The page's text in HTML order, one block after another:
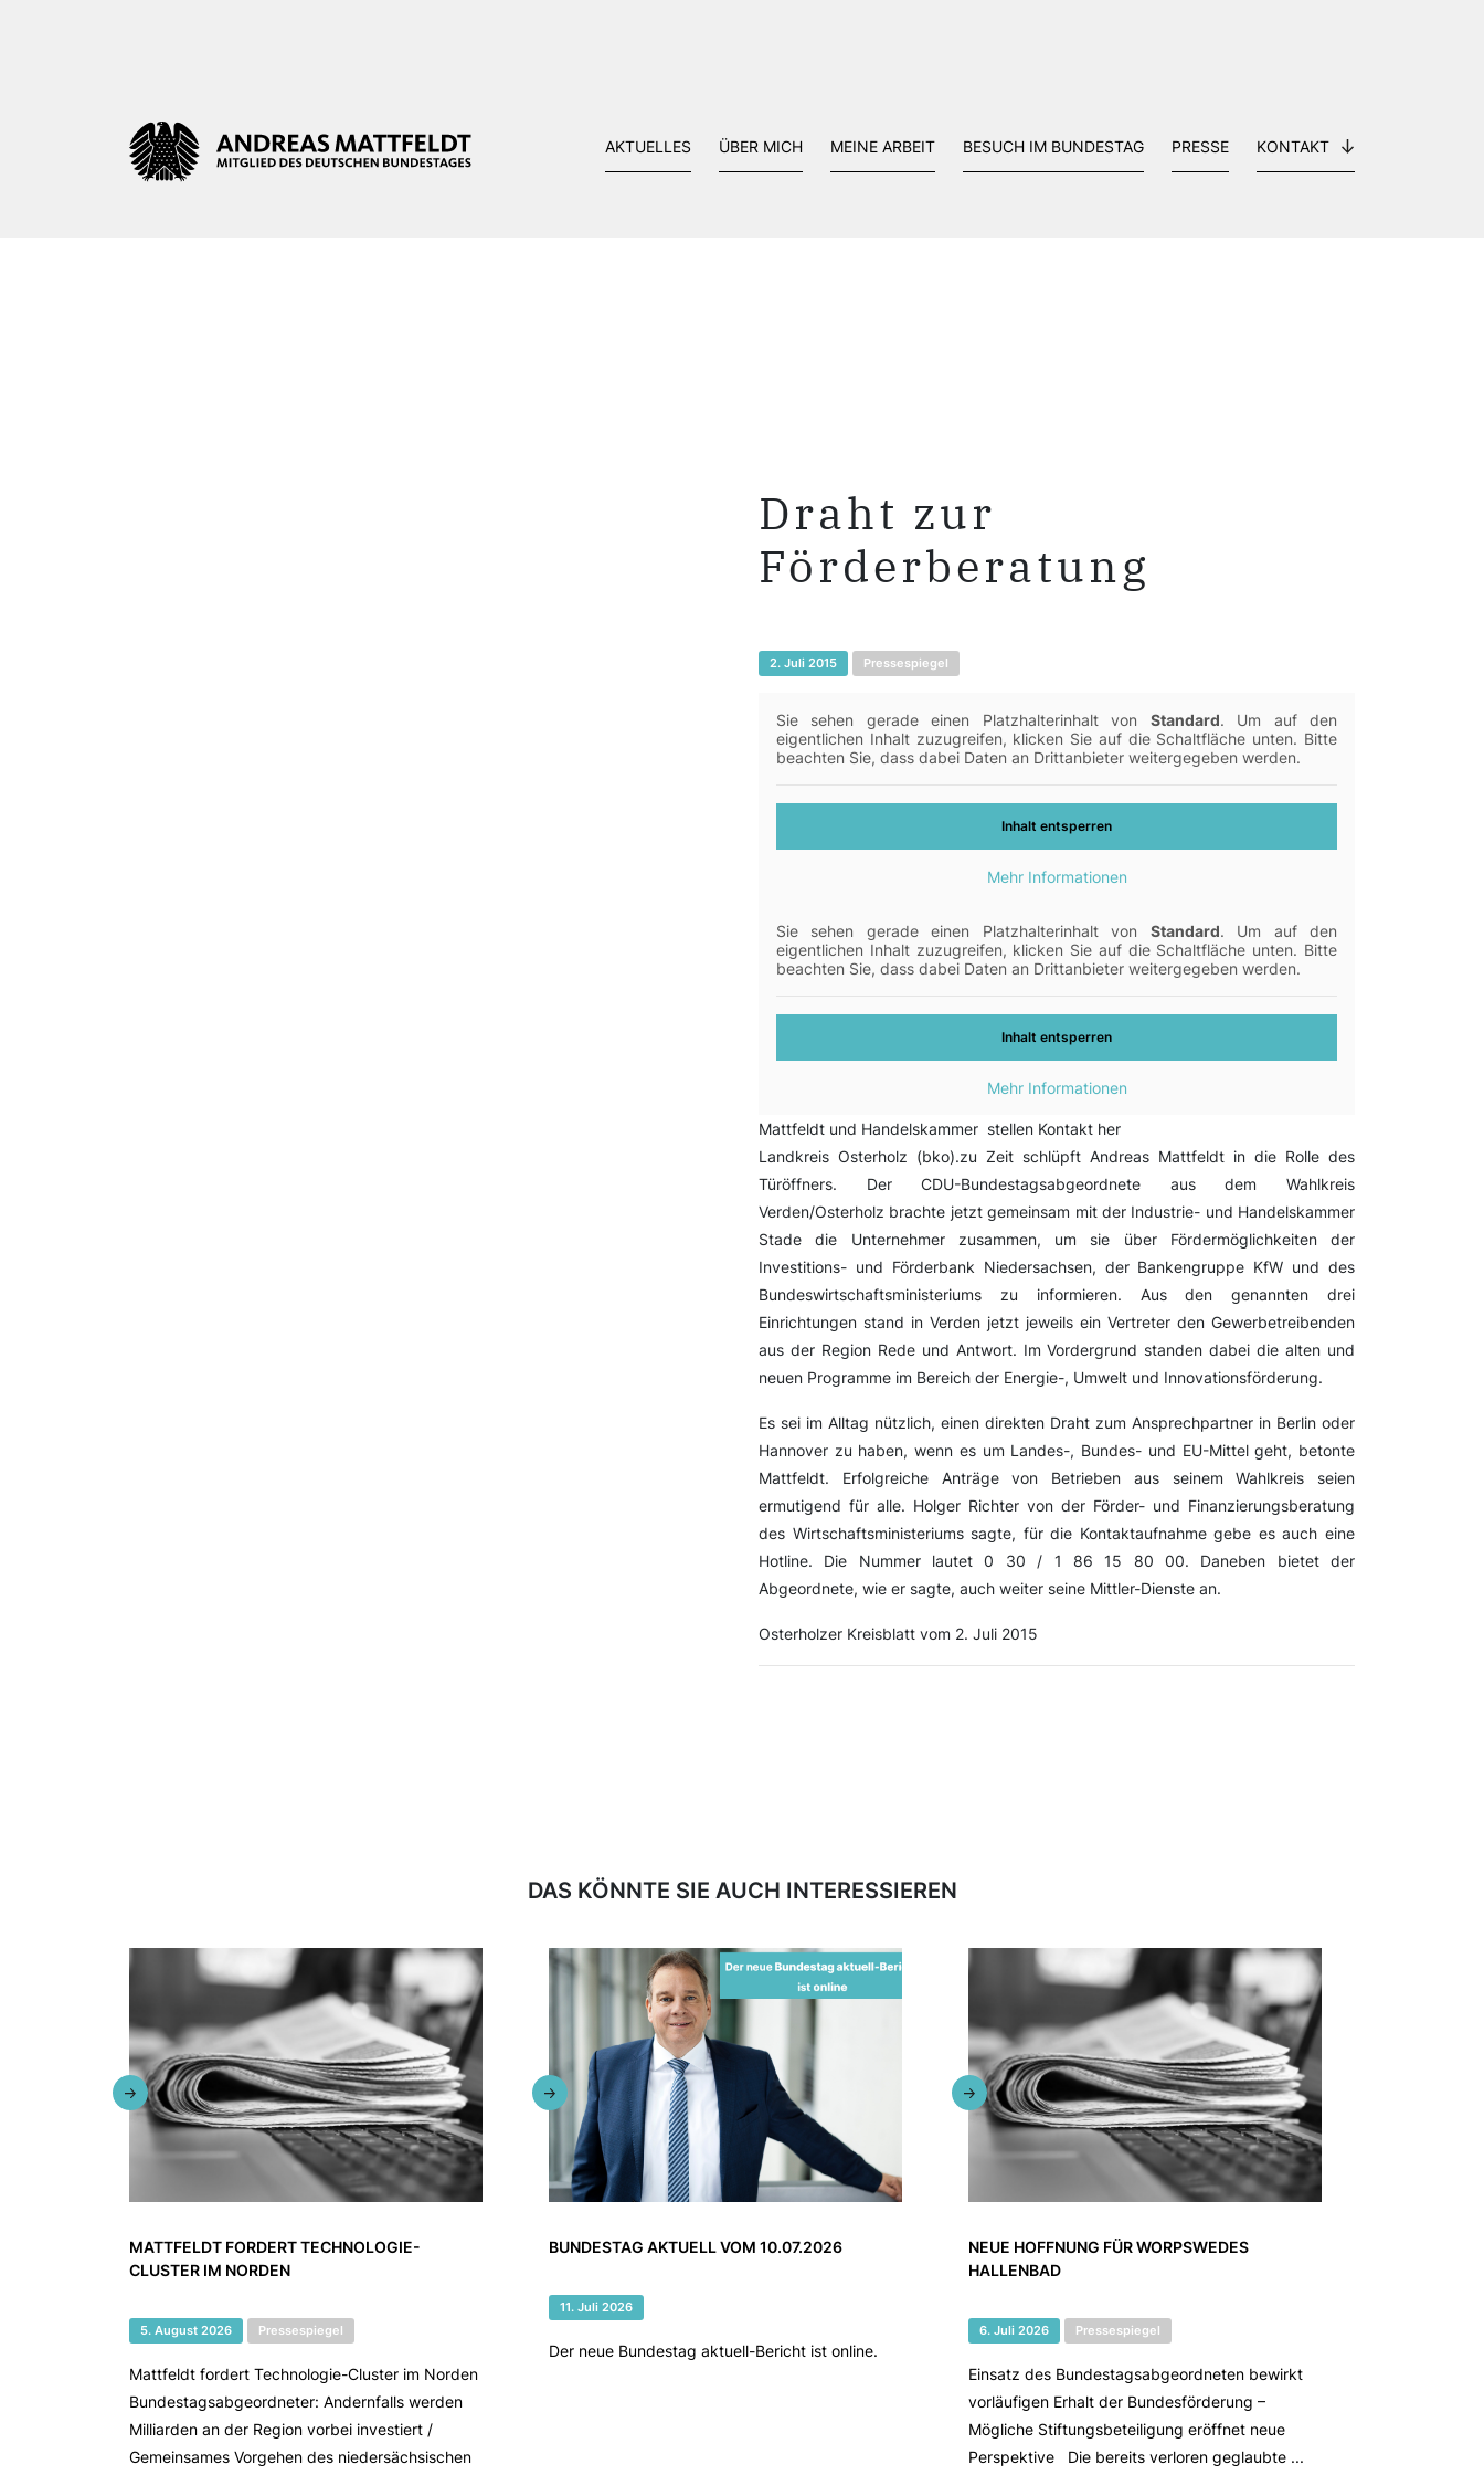
AKTUELLES ÜBER MICH MEINE ARBEIT BESUCH IM BUNDESTAG PRESSE KONTAKT
Draht zur
Förderberatung
2. Juli 2015 Pressespiegel
Sie sehen gerade einen Platzhalterinhalt von Standard. Um auf den
eigentlichen Inhalt zuzugreifen, klicken Sie auf die Schaltfläche unten. Bitte
beachten Sie, dass dabei Daten an Drittanbieter weitergegeben werden.
Inhalt entsperren
Mehr Informationen
Sie sehen gerade einen Platzhalterinhalt von Standard. Um auf den
eigentlichen Inhalt zuzugreifen, klicken Sie auf die Schaltfläche unten. Bitte
beachten Sie, dass dabei Daten an Drittanbieter weitergegeben werden.
Inhalt entsperren
Mehr Informationen
Mattfeldt und Handelskammer stellen Kontakt her
Landkreis Osterholz (bko).zu Zeit schlüpft Andreas Mattfeldt in die Rolle des
Türöffners. Der CDU-Bundestagsabgeordnete aus dem Wahlkreis
Verden/Osterholz brachte jetzt gemeinsam mit der Industrie- und Handelskammer
Stade die Unternehmer zusammen, um sie über Fördermöglichkeiten der
Investitions- und Förderbank Niedersachsen, der Bankengruppe KfW und des
Bundeswirtschaftsministeriums zu informieren. Aus den genannten drei
Einrichtungen stand in Verden jetzt jeweils ein Vertreter den Gewerbetreibenden
aus der Region Rede und Antwort. Im Vordergrund standen dabei die alten und
neuen Programme im Bereich der Energie-, Umwelt und Innovationsförderung.
Es sei im Alltag nützlich, einen direkten Draht zum Ansprechpartner in Berlin oder
Hannover zu haben, wenn es um Landes-, Bundes- und EU-Mittel geht, betonte
Mattfeldt. Erfolgreiche Anträge von Betrieben aus seinem Wahlkreis seien
ermutigend für alle. Holger Richter von der Förder- und Finanzierungsberatung
des Wirtschaftsministeriums sagte, für die Kontaktaufnahme gebe es auch eine
Hotline. Die Nummer lautet 0 30 / 1 86 15 80 00. Daneben bietet der
Abgeordnete, wie er sagte, auch weiter seine Mittler-Dienste an.
Osterholzer Kreisblatt vom 2. Juli 2015
DAS KÖNNTE SIE AUCH INTERESSIEREN
MATTFELDT FORDERT TECHNOLOGIE-
CLUSTER IM NORDEN
5. August 2026 Pressespiegel
Mattfeldt fordert Technologie-Cluster im Norden
Bundestagsabgeordneter: Andernfalls werden
Milliarden an der Region vorbei investiert /
Gemeinsames Vorgehen des niedersächsischen
BUNDESTAG AKTUELL VOM 10.07.2026
11. Juli 2026
Der neue Bundestag aktuell-Bericht ist online.
NEUE HOFFNUNG FÜR WORPSWEDES
HALLENBAD
6. Juli 2026 Pressespiegel
Einsatz des Bundestagsabgeordneten bewirkt
vorläufigen Erhalt der Bundesförderung –
Mögliche Stiftungsbeteiligung eröffnet neue
Perspektive Die bereits verloren geglaubte ...